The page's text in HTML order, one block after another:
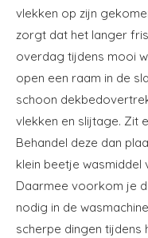
vlekken op zijn
zorgt dat het langer
overdag tijdens mooi
open een raam in de
schoon
vlekken en slijtage. Zit
Behandel deze dan
klein beetje
Daarmee voorkom je
nodig in de
scherpe dingen tijdens